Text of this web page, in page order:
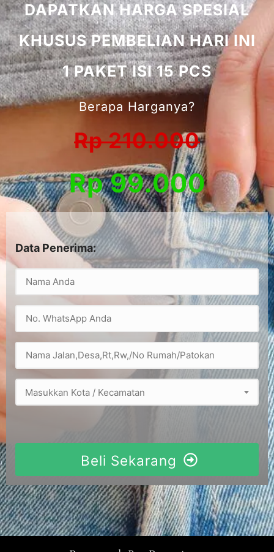
DAPATKAN HARGA SPESIAL
KHUSUS PEMBELIAN HARI INI
1 PAKET ISI 15 PCS
Berapa Harganya?
Rp 210.000
Rp 99.000
Data Penerima:
Masukkan Kota / Kecamatan
Beli Sekarang